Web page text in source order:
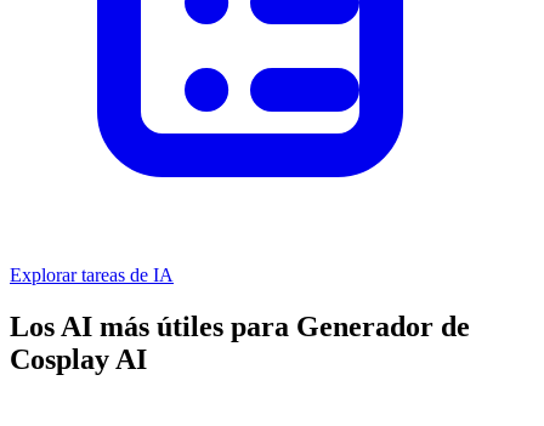
Explorar tareas de IA
Los AI más útiles para Generador de
Cosplay AI